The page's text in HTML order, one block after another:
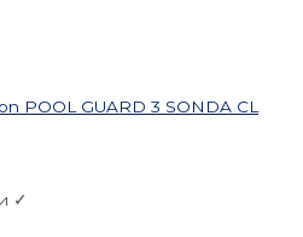
POOL GUARD 3 SONDA CL
✓